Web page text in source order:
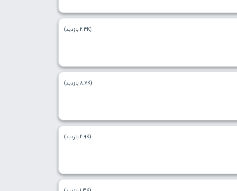
(2.4K بازدید)
(8.7K بازدید)
(2.9K بازدید)